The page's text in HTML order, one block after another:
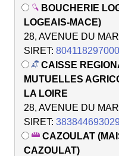
BOUCHERIE
LOGEAIS-MACE)
28, AVENUE DU
SIRET:
CAISSE
MUTUELLES
LA LOIRE
28, AVENUE DU
SIRET:
CAZOULAT
CAZOULAT)